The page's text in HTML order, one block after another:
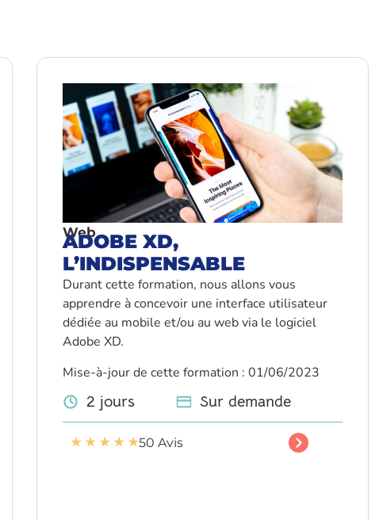
Web
ADOBE XD,
L’INDISPENSABLE
Durant cette formation, nous allons vous
apprendre à concevoir une interface utilisateur
dédiée au mobile et/ou au web via le logiciel
Adobe XD.
Mise-à-jour de cette formation : 01/06/2023
2 jours Sur demande
★ ★ ★ ★ ★50 Avis